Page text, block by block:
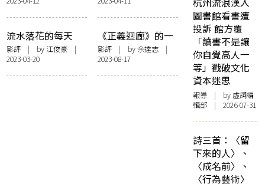
日青春》劉國瑞
落花》導演賈勝楓
流水落花的每天
──以〈愛
是...2.0〉作註
影評 | by江俊豪 |
2023-03-20
《正義迴廊》的一
堂公民教育課
影評| by余達志|
2023-08-17
杭州流浪漢入
圖書館看書遭
投訴 館方覆
「讀書不是讓
你自覺高人一
等」戳破文化
資本迷思
報導 | by 虛詞編
輯部 | 2026-07-31
詩三首：〈留
下來的人〉、
〈成名前〉、
〈行為藝術〉